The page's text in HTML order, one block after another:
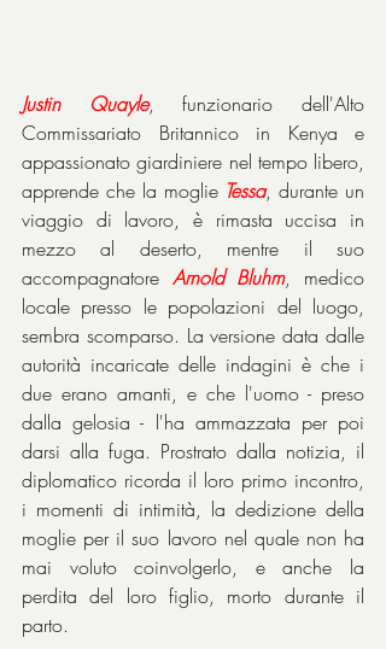
Justin Quayle, funzionario dell'Alto
Commissariato Britannico in Kenya e
appassionato giardiniere nel tempo libero,
apprende che la moglie Tessa, durante un
viaggio di lavoro, è rimasta uccisa in
mezzo al deserto, mentre il suo
accompagnatore Arnold Bluhm, medico
locale presso le popolazioni del luogo,
sembra scomparso. La versione data dalle
autorità incaricate delle indagini è che i
due erano amanti, e che l'uomo - preso
dalla gelosia - l'ha ammazzata per poi
darsi alla fuga. Prostrato dalla notizia, il
diplomatico ricorda il loro primo incontro,
i momenti di intimità, la dedizione della
moglie per il suo lavoro nel quale non ha
mai voluto coinvolgerlo, e anche la
perdita del loro figlio, morto durante il
parto.